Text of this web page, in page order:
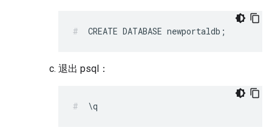
CREATE DATABASE newportaldb;
退出 psql：
\q